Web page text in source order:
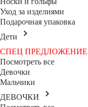
Уход за изделиями
Подарочная упаковка
Дети
СПЕЦ ПРЕДЛОЖЕНИЕ
Посмотреть все
Девочки
Мальчики
ДЕВОЧКИ